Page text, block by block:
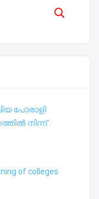
പോരാളി
നിന്ന്
of colleges